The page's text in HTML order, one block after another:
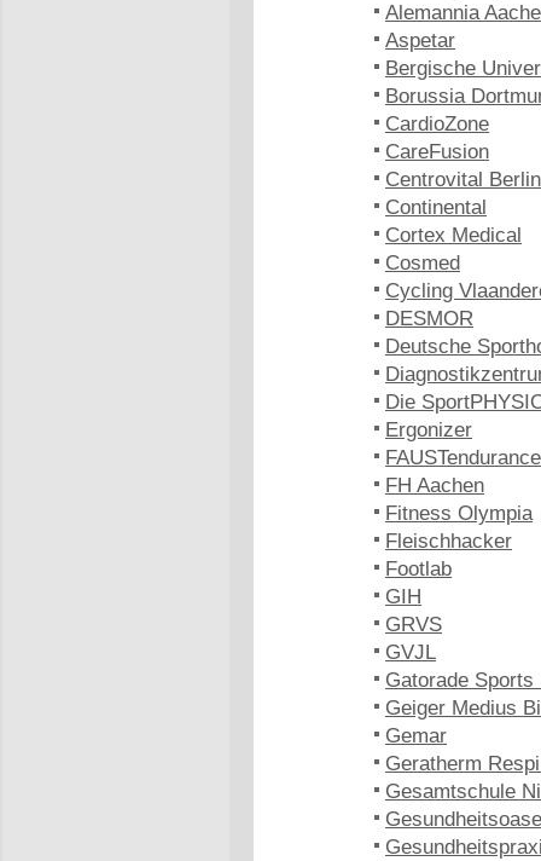
Alemannia
Aspetar
Bergische
Borussia
CardioZone
CareFusion
Centrovital Berlin
Continental
Cortex Medical
Cosmed
Cycling
DESMOR
Deutsche
Die
Ergonizer
FAUSTendurance
FH Aachen
Fitness Olympia
Fleischhacker
Footlab
GIH
GRVS
GVJL
Gatorade
Geiger Medius
Gemar
Geratherm
Gesamtschule